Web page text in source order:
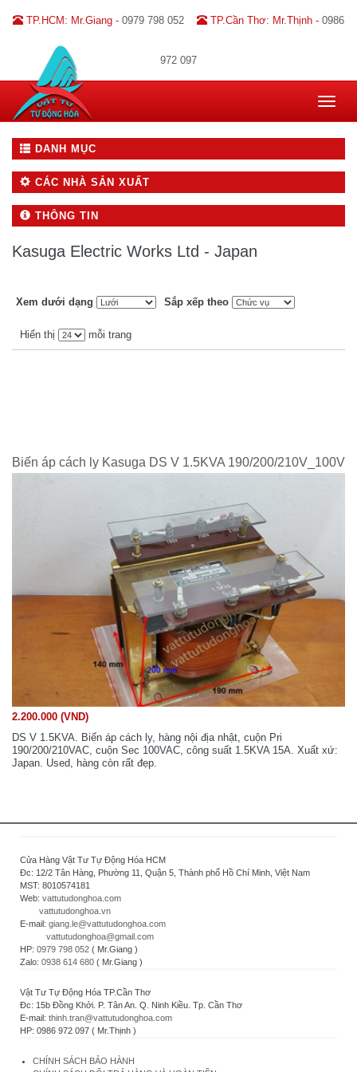
TP.HCM: Mr.Giang - 0979 798 052 TP.Cần Thơ: Mr.Thịnh - 0986
972 097
Toggle
DANH MỤC
CÁC NHÀ SẢN XUẤT
THÔNG TIN
Kasuga Electric Works Ltd - Japan
Xem dưới dạng Sắp xếp theo
Hiển thị mỗi trang
Biến áp cách ly Kasuga DS V 1.5KVA 190/200/210V_100V
2.200.000 (VND)
DS V 1.5KVA. Biến áp cách ly, hàng nội địa nhật, cuộn Pri
190/200/210VAC, cuộn Sec 100VAC, công suất 1.5KVA 15A. Xuất xứ:
Japan. Used, hàng còn rất đẹp.
Cửa Hàng Vật Tư Tự Động Hóa HCM
Đc: 12/2 Tân Hàng, Phường 11, Quận 5, Thành phố Hồ Chí Minh, Việt Nam
MST: 8010574181
Web: vattutudonghoa.com
vattutudonghoa.vn
E-mail: giang.le@vattutudonghoa.com
vattutudonghoa@gmail.com
HP: 0979 798 052 ( Mr.Giang )
Zalo: 0938 614 680 ( Mr.Giang )
Vật Tư Tự Động Hóa TP.Cần Thơ
Đc: 15b Đồng Khởi. P. Tân An. Q. Ninh Kiều. Tp. Cần Thơ
E-mail: thinh.tran@vattutudonghoa.com
HP: 0986 972 097 ( Mr.Thịnh )
CHÍNH SÁCH BẢO HÀNH